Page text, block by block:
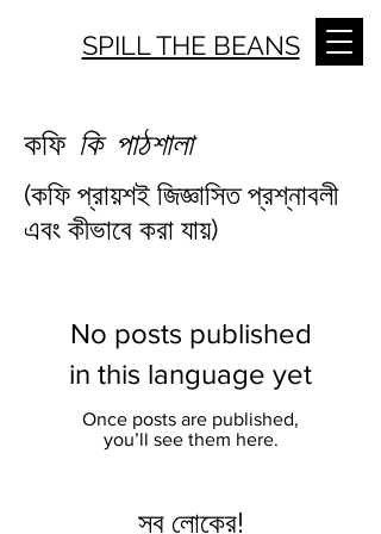
SPILL THE BEANS
কফি কি পাঠশালা
(কফি প্রায়শই জিজ্ঞাসিত প্রশ্নাবলী
এবং কীভাবে করা যায়)
No posts published
in this language yet
Once posts are published,
you’ll see them here.
সব লোকের!